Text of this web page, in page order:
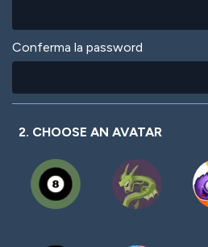
Conferma la password
2. CHOOSE AN AVATAR